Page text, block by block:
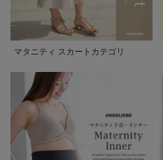
マタニティ スカートカテゴリ